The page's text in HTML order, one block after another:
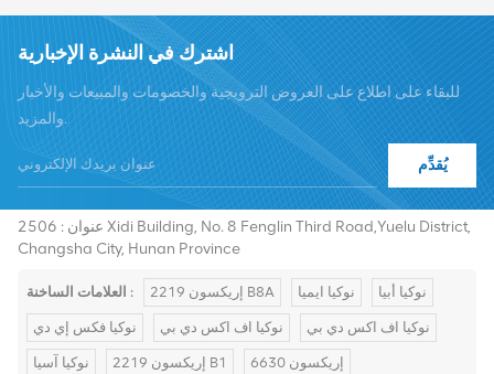
اشترك في النشرة الإخبارية
للبقاء على اطلاع على العروض الترويجية والخصومات والمبيعات والأخبار
والمزيد.
يُقدِّم
+8619376997331
عنوان : 2506 Xidi Building, No. 8 Fenglin Third Road,Yuelu District,
Changsha City, Hunan Province
العلامات الساخنة : إريكسون 2219 B8A نوكيا ايميا نوكيا أبيا
نوكيا فكس إي دي نوكيا اف اكس دي بي نوكيا اف اكس دي بي
نوكيا آسيا إريكسون 2219 B1 إريكسون 6630